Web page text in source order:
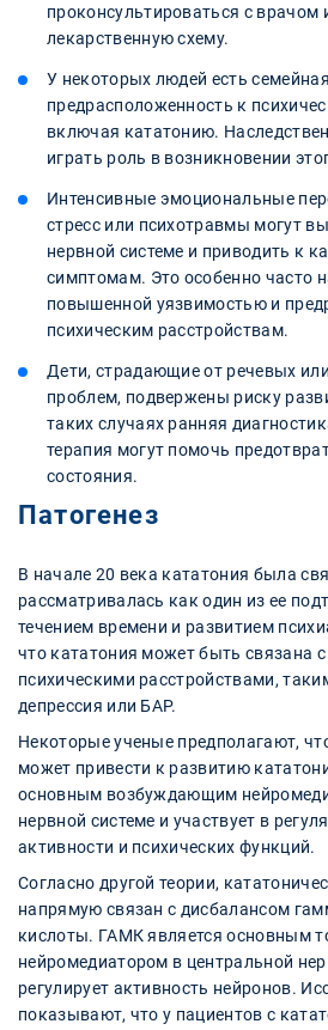
проконсультироваться с врачом
лекарственную схему.
У некоторых людей есть семейная
предрасположенность к
включая кататонию.
играть роль в возникновении
Интенсивные эмоциональные
стресс или психотравмы могут
нервной системе и приводить к
симптомам. Это особенно часто
повышенной уязвимостью и
психическим расстройствам.
Дети, страдающие от речевых
проблем, подвержены риску
таких случаях ранняя
терапия могут помочь
состояния.
Патогенез
В начале 20 века кататония была
рассматривалась как один из ее
течением времени и развитием
что кататония может быть связана с
психическими расстройствами,
депрессия или БАР.
Некоторые ученые предполагают,
может привести к развитию
основным возбуждающим
нервной системе и участвует в
активности и психических функций.
Согласно другой теории,
напрямую связан с дисбалансом
кислоты. ГАМК является основным
нейромедиатором в центральной
регулирует активность нейронов.
показывают, что у пациентов с